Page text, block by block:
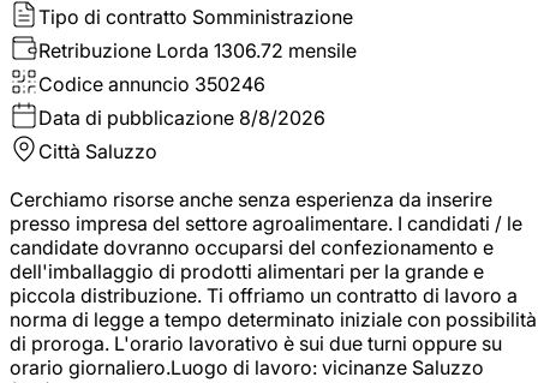
Tipo di contratto Somministrazione
Retribuzione Lorda 1306.72 mensile
Codice annuncio 350246
Data di pubblicazione 8/8/2026
Città Saluzzo
Cerchiamo risorse anche senza esperienza da inserire
presso impresa del settore agroalimentare. I candidati / le
candidate dovranno occuparsi del confezionamento e
dell'imballaggio di prodotti alimentari per la grande e
piccola distribuzione. Ti offriamo un contratto di lavoro a
norma di legge a tempo determinato iniziale con possibilità
di proroga. L'orario lavorativo è sui due turni oppure su
orario giornaliero.Luogo di lavoro: vicinanze Saluzzo